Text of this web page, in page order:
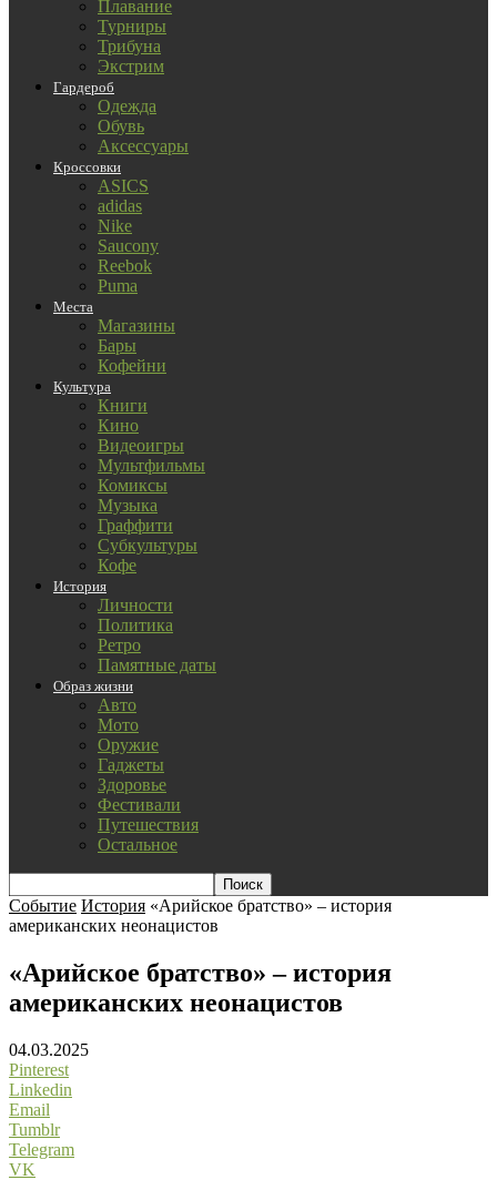
Плавание
Турниры
Трибуна
Экстрим
Гардероб
Одежда
Обувь
Аксессуары
Кроссовки
ASICS
adidas
Nike
Saucony
Reebok
Puma
Места
Магазины
Бары
Кофейни
Культура
Книги
Кино
Видеоигры
Мультфильмы
Комиксы
Музыка
Граффити
Субкультуры
Кофе
История
Личности
Политика
Ретро
Памятные даты
Образ жизни
Авто
Мото
Оружие
Гаджеты
Здоровье
Фестивали
Путешествия
Остальное
Событие История «Арийское братство» – история
американских неонацистов
«Арийское братство» – история
американских неонацистов
04.03.2025
Pinterest
Linkedin
Email
Tumblr
Telegram
VK